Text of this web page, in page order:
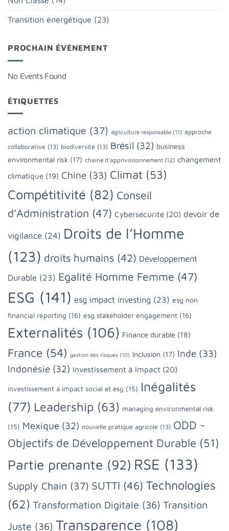
Transition énergétique (23)
PROCHAIN ÉVÈNEMENT
No Events Found
ÉTIQUETTES
action climatique (37) agriculture responsable (11) approche
collaborative (13) biodiversité (13) Brésil (32) business
environmental risk (17) chaine d'apprivoisonnement (12) changement
climatique (19) Chine (33) Climat (53)
Compétitivité (82) Conseil
d’Administration (47) Cybersécurité (20) devoir de
vigilance (24) Droits de l’Homme
(123) droits humains (42) Développement
Durable (23) Egalité Homme Femme (47)
ESG (141) esg impact investing (23) esg non
financial reporting (16) esg stakeholder engagement (16)
Externalités (106) Finance durable (18)
France (54) gestion des risques (10) Inclusion (17) Inde (33)
Indonésie (32) Investissement à Impact (20)
investissement à impact social et esg (15) Inégalités
(77) Leadership (63) managing environmental risk
(15) Mexique (32) nouvelle pratique agricole (13) ODD -
Objectifs de Développement Durable (51)
Partie prenante (92) RSE (133)
Supply Chain (37) SUTTI (46) Technologies
(62) Transformation Digitale (36) Transition
Juste (36) Transparence (108)